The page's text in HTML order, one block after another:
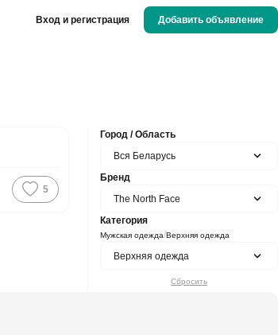
Вход и регистрация Добавить объявление
Город / Область
Вся Беларусь
Бренд
The North Face
Категория
Мужская одежда/Верхняя одежда
Верхняя одежда
Сбросить
5